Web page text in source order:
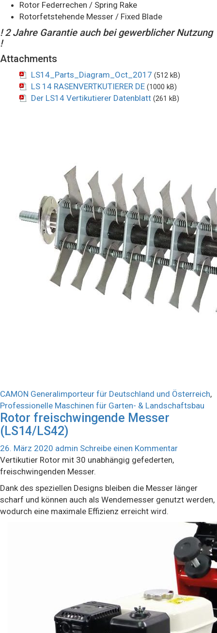
Rotor Federrechen / Spring Rake
Rotorfetstehende Messer / Fixed Blade
! 2 Jahre Garantie auch bei gewerblicher Nutzung
!
Attachments
LS14_Parts_Diagram_Oct_2017 (512 kB)
LS 14 RASENVERTKUTIERER DE (1000 kB)
Der LS14 Vertikutierer Datenblatt (261 kB)
CAMON Generalimporteur für Deutschland und Österreich,
Professionelle Maschinen für Garten- & Landschaftsbau
Rotor freischwingende Messer
(LS14/LS42)
26. März 2020 admin Schreibe einen Kommentar
Vertikutier Rotor mit 30 unabhängig gefederten,
freischwingenden Messer.
Dank des speziellen Designs bleiben die Messer länger
scharf und können auch als Wendemesser genutzt werden,
wodurch eine maximale Effizienz erreicht wird.